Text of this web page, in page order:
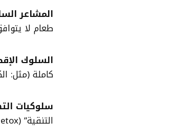
المشاعر
طعام لا
السلوك
كاملة (مثل:
سلوكيات
التنقية” (Detox) لمجرد التخلص من تأثيرات أطعمة معينة تم تناولها بالخطأ.